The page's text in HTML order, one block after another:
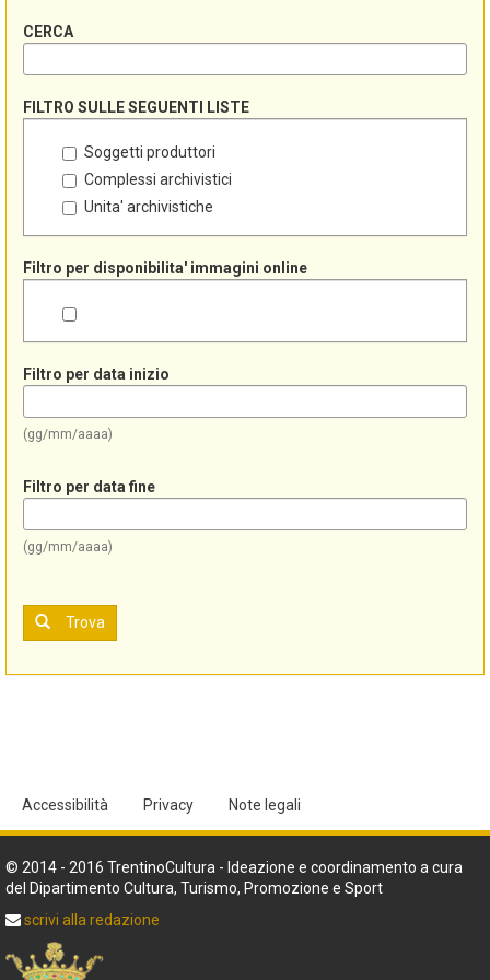
CERCA
FILTRO SULLE SEGUENTI LISTE
Soggetti produttori
Complessi archivistici
Unita' archivistiche
Filtro per disponibilita' immagini online
Filtro per data inizio
(gg/mm/aaaa)
Filtro per data fine
(gg/mm/aaaa)
Trova
Accessibilità Privacy Note legali
© 2014 - 2016 TrentinoCultura - Ideazione e coordinamento a cura
del Dipartimento Cultura, Turismo, Promozione e Sport
scrivi alla redazione